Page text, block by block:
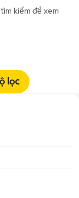
kiếm để xem
lọc